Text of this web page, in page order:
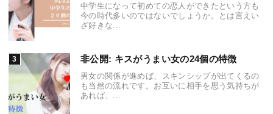
中学生になって初めての恋人ができたという方も
今の時代多いのではないでしょうか。とは言えい
ざ好きな...
非公開: キスがうまい女の24個の特徴
男女の関係が進めば、スキンシップが出てくるの
も当然の流れです。お互いに相手を思う気持ちが
あれば、...